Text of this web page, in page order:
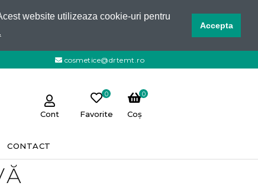
website utilizeaza cookie-uri pentru
Accepta
cosmetice@drtemt.ro
Cont Favorite
0
Coș
0
CONTACT